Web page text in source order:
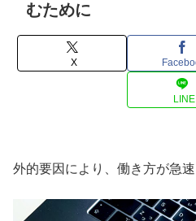
むために
X
LINE
外的要因により、働き方が急